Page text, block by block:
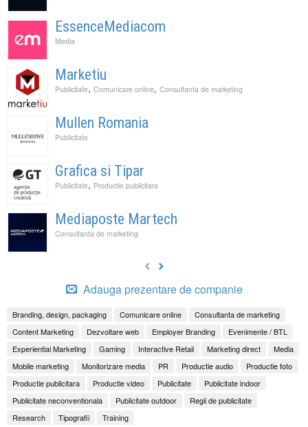
EssenceMediacom
Media
Marketiu
Publicitate, Comunicare online, Consultanta de marketing
Mullen Romania
Publicitate
Grafica si Tipar
Publicitate, Productie publicitara
Mediaposte Martech
Consultanta de marketing
Adauga prezentare de companie
Branding, design, packaging Comunicare online
Consultanta de marketing
Content Marketing
Dezvoltare web Employer Branding
Evenimente / BTL
Experiential Marketing
Gaming Interactive Retail Marketing direct
Media
Mobile marketing
Monitorizare media PR Productie audio
Productie foto
Productie publicitara
Productie video Publicitate
Publicitate indoor
Publicitate neconventionala
Publicitate outdoor
Regii de publicitate
Research
Tipografii Training